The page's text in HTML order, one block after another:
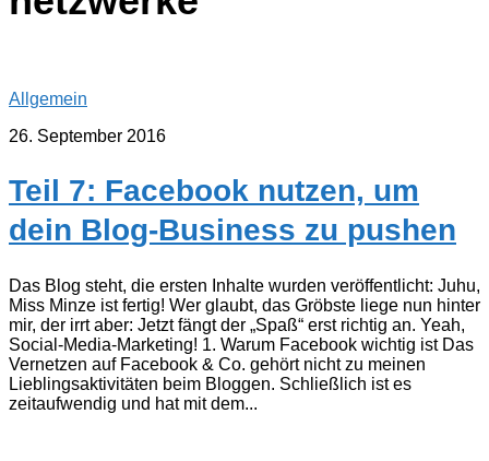
Allgemein
26. September 2016
Teil 7: Facebook nutzen, um
dein Blog-Business zu pushen
Das Blog steht, die ersten Inhalte wurden veröffentlicht: Juhu,
Miss Minze ist fertig! Wer glaubt, das Gröbste liege nun hinter
mir, der irrt aber: Jetzt fängt der „Spaß“ erst richtig an. Yeah,
Social-Media-Marketing! 1. Warum Facebook wichtig ist Das
Vernetzen auf Facebook & Co. gehört nicht zu meinen
Lieblingsaktivitäten beim Bloggen. Schließlich ist es
zeitaufwendig und hat mit dem...